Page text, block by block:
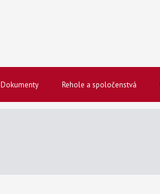
Dokumenty Rehole a spoločenstvá